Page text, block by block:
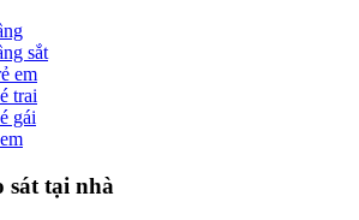
sắt
em
trai
gái
sát tại nhà